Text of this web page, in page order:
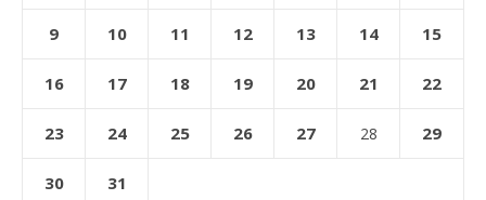
9 10 11 12 13 14 15
16 17 18 19 20 21 22
23 24 25 26 27 28 29
30 31